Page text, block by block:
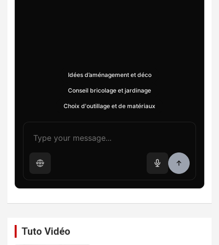
Idées d’aménagement et déco
Conseil bricolage et jardinage
Choix d'outillage et de matériaux
Tuto Vidéo